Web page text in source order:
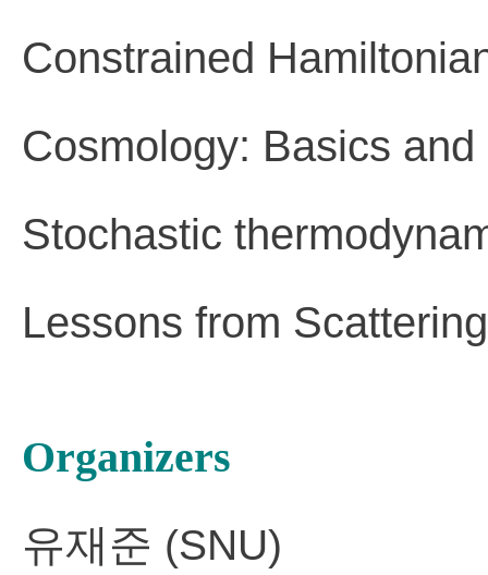
Constrained
Cosmology: Basics
Stochastic
Lessons from Scattering
Organizers
유재준 (SNU)